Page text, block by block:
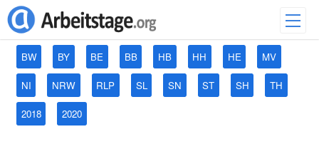
BW BY BE BB HB HH HE MV
NI NRW RLP SL SN ST SH TH
2018 2020